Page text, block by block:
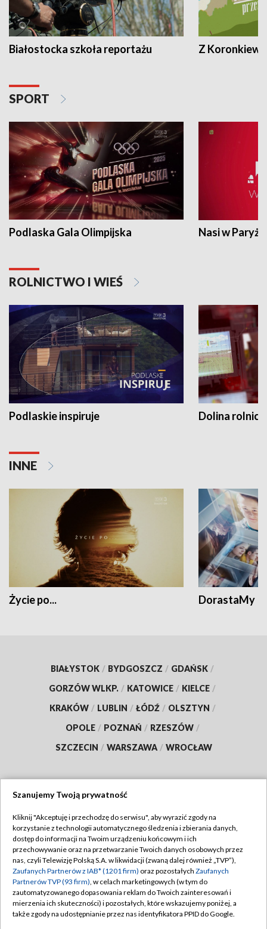
Białostocka szkoła reportażu Z
SPORT
Podlaska Gala Olimpijska Nasi w Paryżu
ROLNICTWO I WIEŚ
Podlaskie inspiruje Dolina
INNE
Życie po... DorastaMy
BIAŁYSTOK / BYDGOSZCZ / GDAŃSK /
GORZÓW WLKP. / KATOWICE / KIELCE /
KRAKÓW / LUBLIN / ŁÓDŹ / OLSZTYN /
OPOLE / POZNAŃ / RZESZÓW /
SZCZECIN / WARSZAWA / WROCŁAW
TVP
Abonament TVP
Emisja w TVP
Centrum informacji TVP
Naziemna Telewizja Cyfrowa
Regulamin TVP
Polityka prywatności
Moje zgody
Pomoc
Szanujemy Twoją prywatność
Kliknij "Akceptuję i przechodzę do serwisu", aby wyrazić zgody na
korzystanie z technologii automatycznego śledzenia i zbierania danych,
dostęp do informacji na Twoim urządzeniu końcowym i ich
przechowywanie oraz na przetwarzanie Twoich danych osobowych przez
nas, czyli Telewizję Polską S.A. w likwidacji (zwaną dalej również „TVP”),
Zaufanych Partnerów z IAB* (1201 firm) oraz pozostałych Zaufanych
Partnerów TVP (93 firm), w celach marketingowych (w tym do
zautomatyzowanego dopasowania reklam do Twoich zainteresowań i
mierzenia ich skuteczności) i pozostałych, które wskazujemy poniżej, a
także zgody na udostępnianie przez nas identyfikatora PPID do Google.